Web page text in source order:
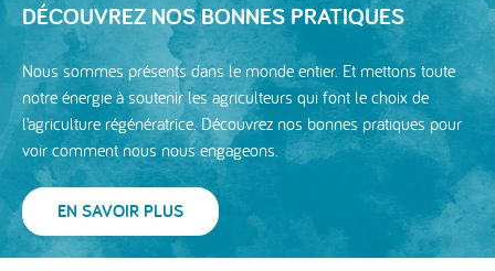
DÉCOUVREZ NOS BONNES PRATIQUES
Nous sommes présents dans le monde entier. Et mettons toute
notre énergie à soutenir les agriculteurs qui font le choix de
l’agriculture régénératrice. Découvrez nos bonnes pratiques pour
voir comment nous nous engageons.
EN SAVOIR PLUS